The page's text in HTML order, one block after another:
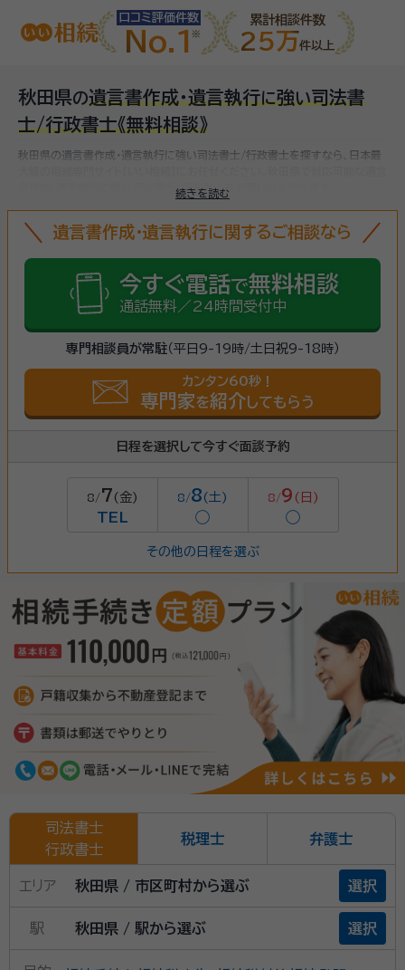
口コミ評価件数
No.1
累計相談件数
25万件以上
秋田県の遺言書作成・遺言執行に強い司法書
士/行政書士《無料相談》
続きを読む
秋田県の遺言書作成・遺言執行に強い司法書士/行政書士を探すなら、日本最
書作成・遺言執行に強い司法書士/行政書士をお探しいただけます。
遺言書作成・遺言執行に関するご相談なら
今すぐ電話で無料相談
通話無料／24時間受付中
専門相談員が常駐（平日9-19時/土日祝9-18時）
カンタン60秒！
専門家を紹介 してもらう
日程を選択して今すぐ面談予約
8/7 (金)
TEL
8/8(土)
◯
8/9 (日)
◯
その他の日程を選ぶ
司法書士
行政書士
税理士 弁護士
エリア 秋田県 / 市区町村から選ぶ 選択
駅 秋田県 / 駅から選ぶ 選択